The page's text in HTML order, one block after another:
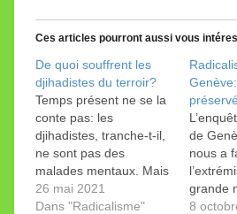
Ces articles pourront aussi vous
De quoi souffrent les
djihadistes du terroir?
Temps présent ne se la
conte pas: les
djihadistes, tranche-t-il,
ne sont pas des
malades mentaux. Mais
encore? Temps
présent du 13 mai
26 mai 2021
Dans "Radicalisme"
préservé
de
nous a
grande
Suisse
8